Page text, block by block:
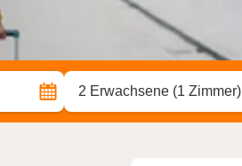
2 Erwachsene (1 Zimmer)